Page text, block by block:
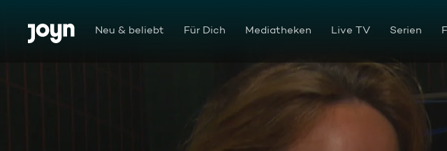
Zum Inhalt springen
Barrierefrei Neu & beliebt Für Dich Mediatheken Live TV Serien